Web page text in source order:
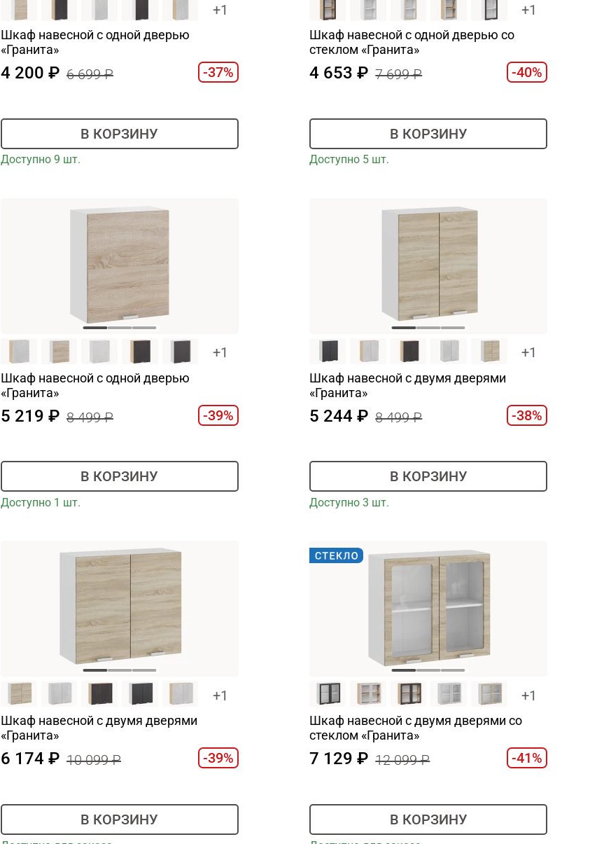
+1
Шкаф навесной c одной дверью
«Гранита»
4 200 6 699 -37%
В КОРЗИНУ
Доступно 9 шт.
+1
Шкаф навесной c одной дверью со
стеклом «Гранита»
4 653 7 699 -40%
В КОРЗИНУ
Доступно 5 шт.
+1
Шкаф навесной c одной дверью
«Гранита»
5 219 8 499 -39%
В КОРЗИНУ
Доступно 1 шт.
+1
Шкаф навесной c двумя дверями
«Гранита»
5 244 8 499 -38%
В КОРЗИНУ
Доступно 3 шт.
+1
Шкаф навесной c двумя дверями
«Гранита»
6 174 10 099 -39%
В КОРЗИНУ
+1
Шкаф навесной c двумя дверями со
стеклом «Гранита»
7 129 12 099 -41%
В КОРЗИНУ